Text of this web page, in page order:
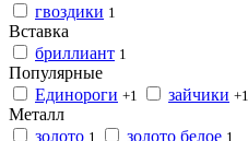
гвоздики 1
Вставка
бриллиант 1
Популярные
Единороги +1 зайчики +1
Металл
золото 1 золото белое 1